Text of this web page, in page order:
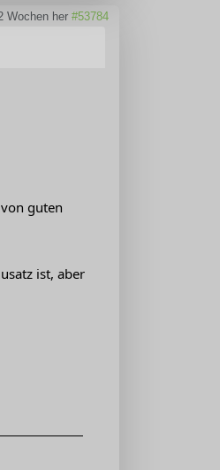
Wochen her #53784
guten
ist, aber